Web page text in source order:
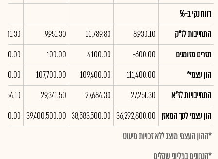
רווח נקי ב-%
התחייבות לז"ק
8,930.10
10,789.80
9,951.30
תזרים מזומנים
-600.00
4,100.00
100.00
הון עצמי*
111,400.00
109,400.00
107,700.00
התחייבויות לז"א
27,251.30
27,684.30
29,341.50
הון עצמי לסך המאזן 36,292,800.00
38,583,500.00
39,400,500.00
*ההון העצמי מוצג ללא זכויות מיעוט
*הנתונים במליוני שקלים